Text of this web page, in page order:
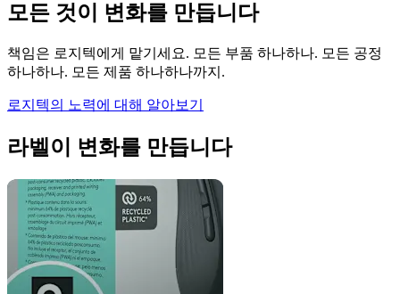
모든 것이 변화를 만듭니다
책임은 로지텍에게 맡기세요. 모든 부품 하나하나. 모든 공정
하나하나. 모든 제품 하나하나까지.
로지텍의 노력에 대해 알아보기
라벨이 변화를 만듭니다